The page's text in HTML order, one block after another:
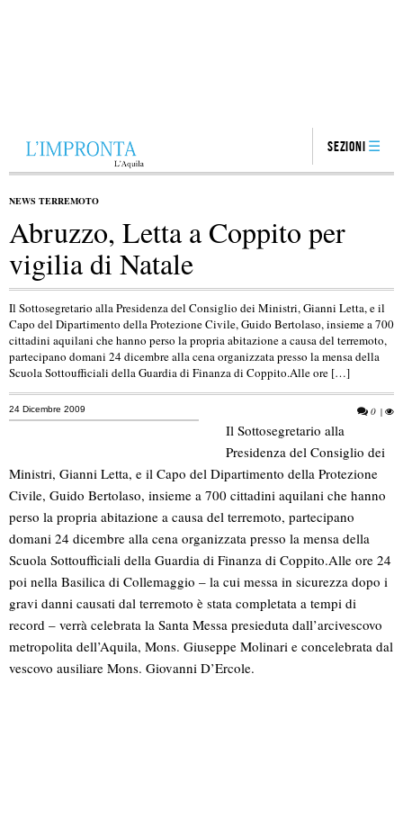
Sezioni
NEWS TERREMOTO
Abruzzo, Letta a Coppito per
vigilia di Natale
Il Sottosegretario alla Presidenza del Consiglio dei Ministri, Gianni Letta, e il
Capo del Dipartimento della Protezione Civile, Guido Bertolaso, insieme a 700
cittadini aquilani che hanno perso la propria abitazione a causa del terremoto,
partecipano domani 24 dicembre alla cena organizzata presso la mensa della
Scuola Sottoufficiali della Guardia di Finanza di Coppito.Alle ore […]
24 Dicembre 2009 0 |
Il Sottosegretario alla
Presidenza del Consiglio dei
Ministri, Gianni Letta, e il Capo del Dipartimento della Protezione
Civile, Guido Bertolaso, insieme a 700 cittadini aquilani che hanno
perso la propria abitazione a causa del terremoto, partecipano
domani 24 dicembre alla cena organizzata presso la mensa della
Scuola Sottoufficiali della Guardia di Finanza di Coppito.Alle ore 24
poi nella Basilica di Collemaggio – la cui messa in sicurezza dopo i
gravi danni causati dal terremoto è stata completata a tempi di
record – verrà celebrata la Santa Messa presieduta dall’arcivescovo
metropolita dell’Aquila, Mons. Giuseppe Molinari e concelebrata dal
vescovo ausiliare Mons. Giovanni D’Ercole.